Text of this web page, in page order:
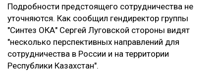
Подробности предстоящего сотрудничества не
уточняются. Как сообщил гендиректор группы
"Синтез ОКА" Сергей Луговской стороны видят
"несколько перспективных направлений для
сотрудничества в России и на территории
Республики Казахстан".